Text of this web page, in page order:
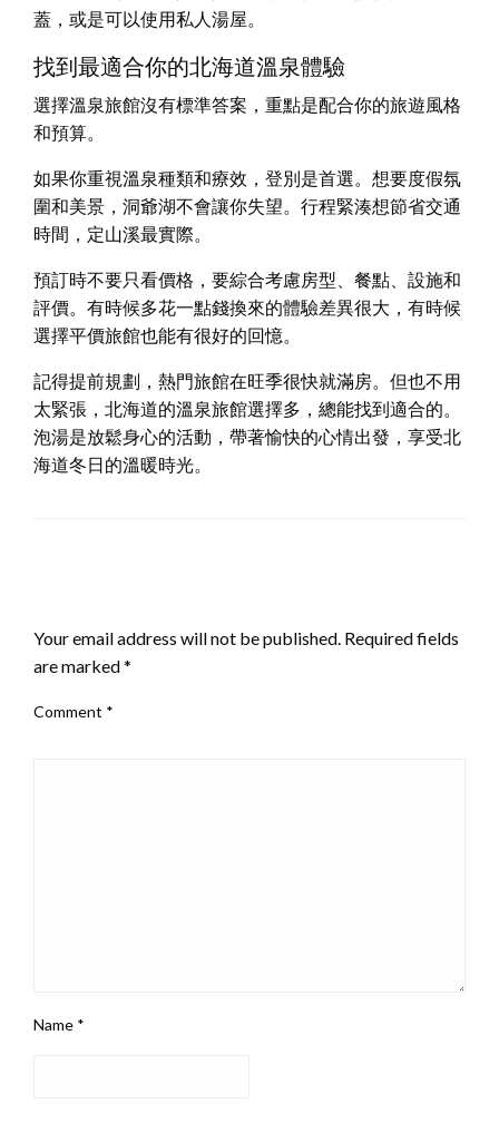
蓋，或是可以使用私人湯屋。
找到最適合你的北海道溫泉體驗
選擇溫泉旅館沒有標準答案，重點是配合你的旅遊風格
和預算。
如果你重視溫泉種類和療效，登別是首選。想要度假氛
圍和美景，洞爺湖不會讓你失望。行程緊湊想節省交通
時間，定山溪最實際。
預訂時不要只看價格，要綜合考慮房型、餐點、設施和
評價。有時候多花一點錢換來的體驗差異很大，有時候
選擇平價旅館也能有很好的回憶。
記得提前規劃，熱門旅館在旺季很快就滿房。但也不用
太緊張，北海道的溫泉旅館選擇多，總能找到適合的。
泡湯是放鬆身心的活動，帶著愉快的心情出發，享受北
海道冬日的溫暖時光。
Your email address will not be published. Required fields
are marked*
Comment *
Name *